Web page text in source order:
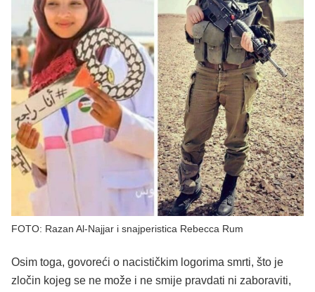
FOTO: Razan Al-Najjar i snajperistica Rebecca Rum
Osim toga, govoreći o nacističkim logorima smrti, što je
zločin kojeg se ne može i ne smije pravdati ni zaboraviti,